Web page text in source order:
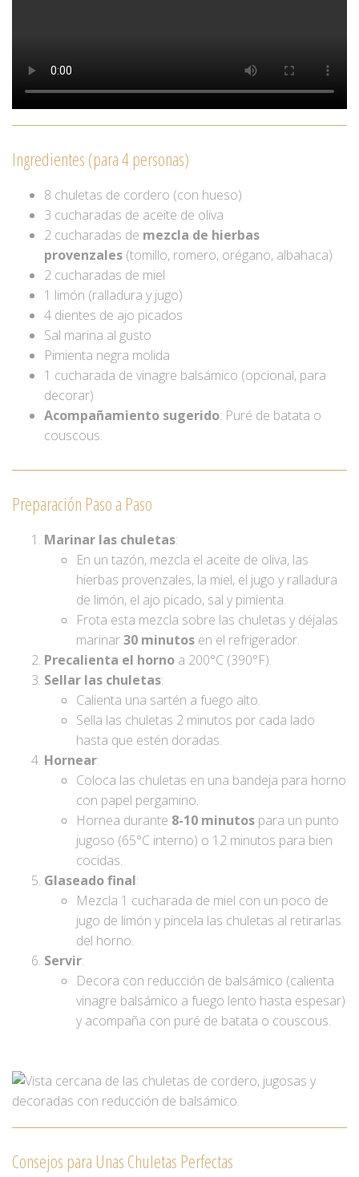
Ingredientes (para 4 personas)
8 chuletas de cordero (con hueso)
3 cucharadas de aceite de oliva
2 cucharadas de mezcla de hierbas
provenzales (tomillo, romero, orégano, albahaca)
2 cucharadas de miel
1 limón (ralladura y jugo)
4 dientes de ajo picados
Sal marina al gusto
Pimienta negra molida
1 cucharada de vinagre balsámico (opcional, para
decorar)
Acompañamiento sugerido: Puré de batata o
couscous.
Preparación Paso a Paso
Marinar las chuletas:
En un tazón, mezcla el aceite de oliva, las
hierbas provenzales, la miel, el jugo y ralladura
de limón, el ajo picado, sal y pimienta.
Frota esta mezcla sobre las chuletas y déjalas
marinar30 minutos en el refrigerador.
Precalienta el horno a 200°C (390°F).
Sellar las chuletas:
Calienta una sartén a fuego alto.
Sella las chuletas 2 minutos por cada lado
hasta que estén doradas.
Hornear:
Coloca las chuletas en una bandeja para horno
con papel pergamino.
Hornea durante 8-10 minutos para un punto
jugoso (65°C interno) o 12 minutos para bien
cocidas.
Glaseado final:
Mezcla 1 cucharada de miel con un poco de
jugo de limón y pincela las chuletas al retirarlas
del horno.
Servir:
Decora con reducción de balsámico (calienta
vinagre balsámico a fuego lento hasta espesar)
y acompaña con puré de batata o couscous.
Consejos para Unas Chuletas Perfectas